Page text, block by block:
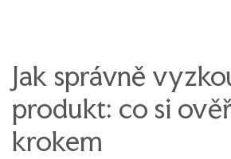
Jak správně
produkt: co si
krokem